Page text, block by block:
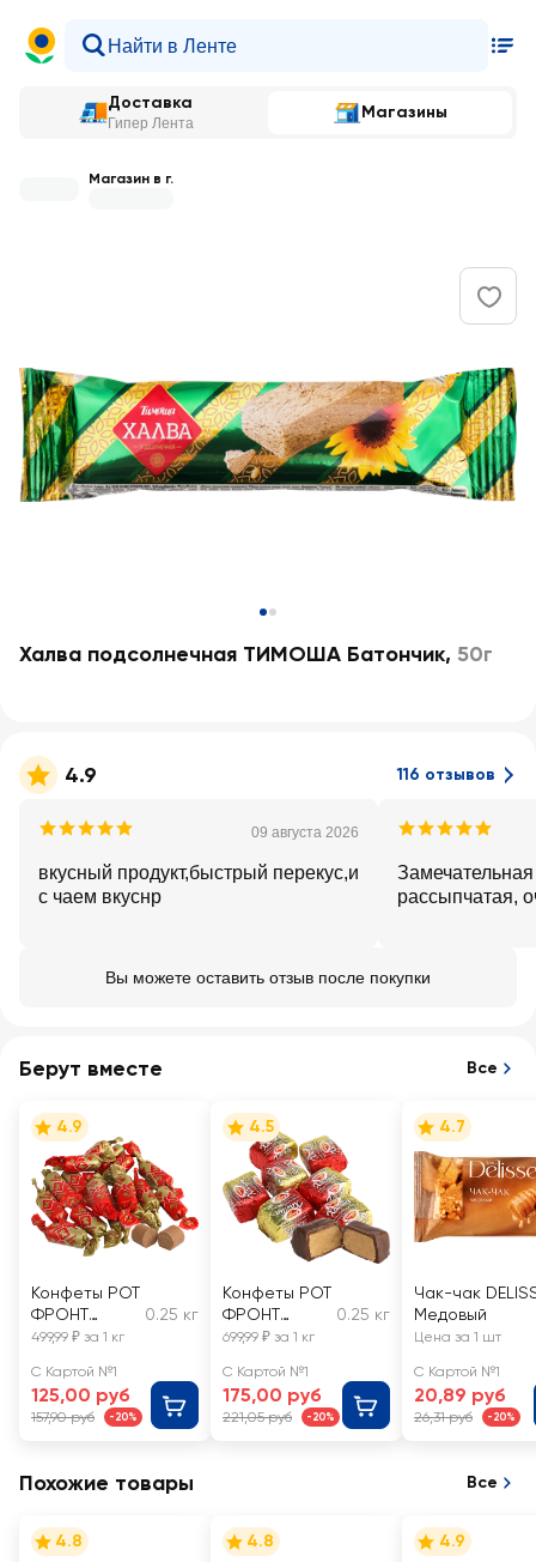
Доставка
Гипер Лента
Магазины
Магазин в г.
Халва подсолнечная ТИМОША Батончик, 50г
4.9 116 отзывов
09 августа 2026
вкусный продукт,быстрый перекус,и
с чаем вкуснр
рассыпчатая,
Вы можете оставить отзыв после покупки
Берут вместе Все
4.9
Конфеты РОТ
ФРОНТ
Батончики,
0.25 кг
499,99 ₽ за 1 кг
С Картой №1
125,00 руб
157,90 руб -20%
4.5
Конфеты РОТ
ФРОНТ
Халва
ая, весовые
0.25 кг
699,99 ₽ за 1 кг
С Картой №1
175,00 руб
221,05 руб -20%
4.7
Чак-чак
Медовый
Цена за 1 шт
С Картой №1
20,89 руб
26,31 руб -20%
Похожие товары Все
4.8 4.8 4.9